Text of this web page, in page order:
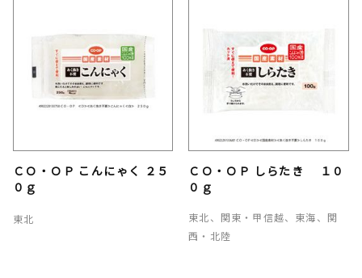
ＣＯ・ＯＰ こんにゃく ２５
０ｇ
東北
ＣＯ・ＯＰ しらたき １０
０ｇ
東北、関東・甲信越、東海、関
西・北陸